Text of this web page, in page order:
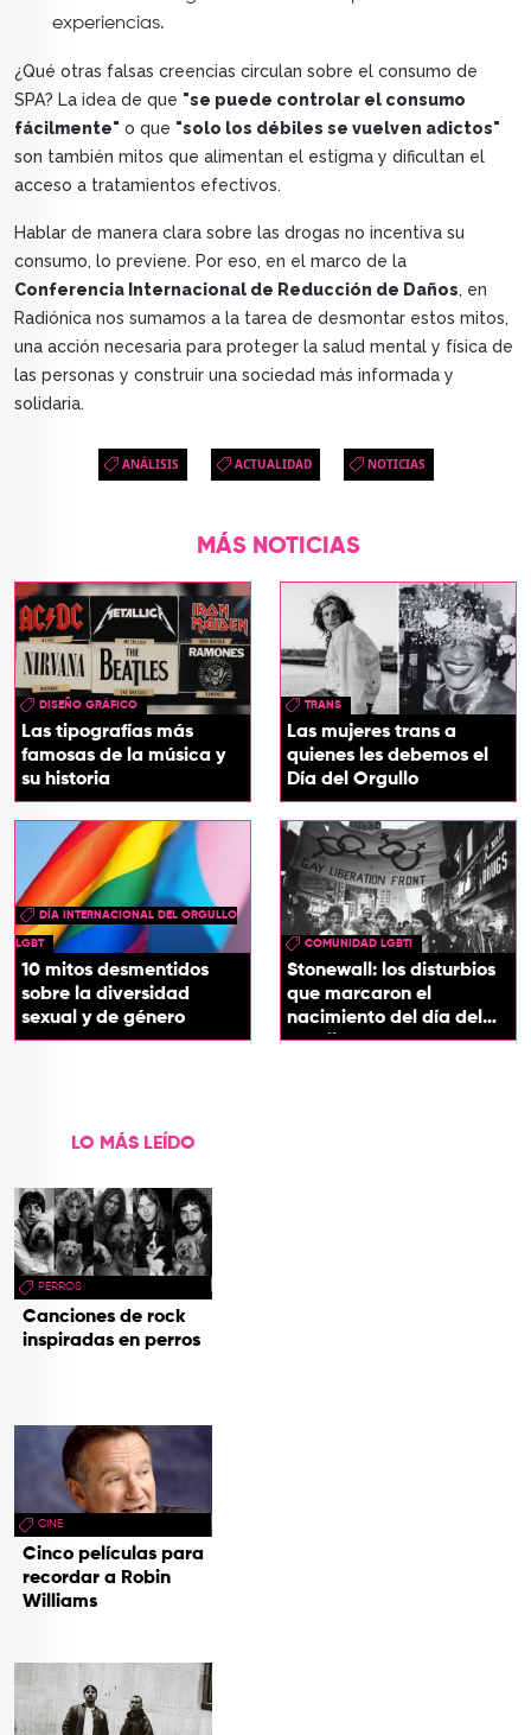
experiencias.
¿Qué otras falsas creencias circulan sobre el consumo de
SPA? La idea de que "se puede controlar el consumo
fácilmente" o que "solo los débiles se vuelven adictos"
son también mitos que alimentan el estigma y dificultan el
acceso a tratamientos efectivos.
Hablar de manera clara sobre las drogas no incentiva su
consumo, lo previene. Por eso, en el marco de la
Conferencia Internacional de Reducción de Daños, en
Radiónica nos sumamos a la tarea de desmontar estos mitos,
una acción necesaria para proteger la salud mental y física de
las personas y construir una sociedad más informada y
solidaria.
ANÁLISIS ACTUALIDAD NOTICIAS
MÁS NOTICIAS
DISEÑO GRÁFICO
Las tipografías más
famosas de la música y
su historia
TRANS
Las mujeres trans a
quienes les debemos el
Día del Orgullo
DÍA INTERNACIONAL DEL ORGULLO
LGBT
10 mitos desmentidos
sobre la diversidad
sexual y de género
COMUNIDAD LGBTI
Stonewall: los disturbios
que marcaron el
nacimiento del día del
orgullo
LO MÁS LEÍDO
PERROS
Canciones de rock
inspiradas en perros
CINE
Cinco películas para
recordar a Robin
Williams